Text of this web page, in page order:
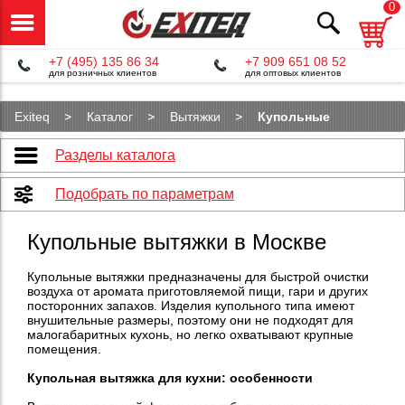
0
+7 (495) 135 86 34
для розничных клиентов
+7 909 651 08 52
для оптовых клиентов
Exiteq Каталог Вытяжки Купольные
Разделы каталога
Подобрать по параметрам
Купольные вытяжки в Москве
Купольные вытяжки предназначены для быстрой очистки
воздуха от аромата приготовляемой пищи, гари и других
посторонних запахов. Изделия купольного типа имеют
внушительные размеры, поэтому они не подходят для
малогабаритных кухонь, но легко охватывают крупные
помещения.
Купольная вытяжка для кухни: особенности